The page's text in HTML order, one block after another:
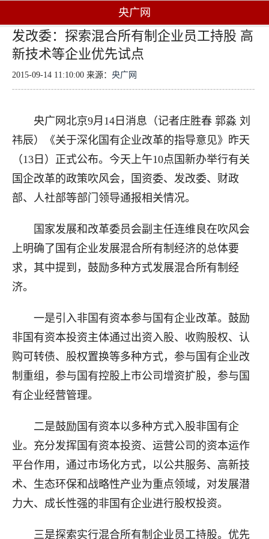
央广网
发改委：探索混合所有制企业员工持股 高
新技术等企业优先试点
2015-09-14 11:10:00 来源： 央广网
央广网北京9月14日消息（记者庄胜春 郭淼 刘
祎辰）《关于深化国有企业改革的指导意见》昨天
（13日）正式公布。今天上午10点国新办举行有关
国企改革的政策吹风会，国资委、发改委、财政
部、人社部等部门领导通报相关情况。
国家发展和改革委员会副主任连维良在吹风会
上明确了国有企业发展混合所有制经济的总体要
求，其中提到，鼓励多种方式发展混合所有制经
济。
一是引入非国有资本参与国有企业改革。鼓励
非国有资本投资主体通过出资入股、收购股权、认
购可转债、股权置换等多种方式，参与国有企业改
制重组，参与国有控股上市公司增资扩股，参与国
有企业经营管理。
二是鼓励国有资本以多种方式入股非国有企
业。充分发挥国有资本投资、运营公司的资本运作
平台作用，通过市场化方式，以公共服务、高新技
术、生态环保和战略性产业为重点领域，对发展潜
力大、成长性强的非国有企业进行股权投资。
三是探索实行混合所有制企业员工持股。优先